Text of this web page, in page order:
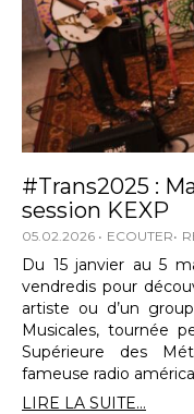
#Trans2025 :
session KEXP
05.02.2026 ECOUTER
Du 15 janvier au 5
vendredis pour
artiste ou d’un
Musicales, tournée
Supérieure des
fameuse radio
LIRE LA SUITE...